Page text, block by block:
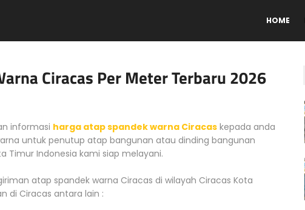
HOME
Ciracas Per Meter Terbaru 2026
informasi harga atap spandek warna Ciracas kepada anda
untuk penutup atap bangunan atau dinding bangunan
Timur Indonesia kami siap melayani.
atap spandek warna Ciracas di wilayah Ciracas Kota
di Ciracas antara lain :